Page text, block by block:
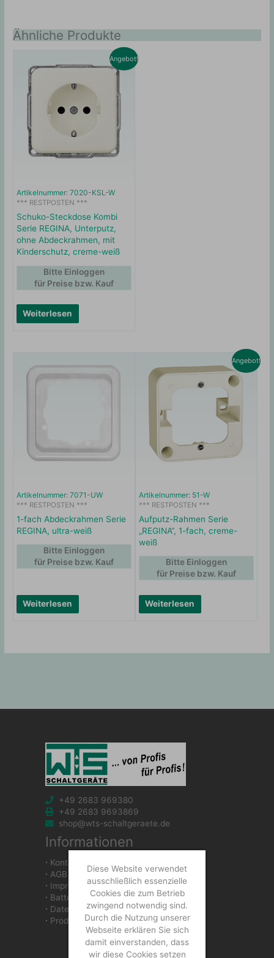
Ähnliche Produkte
Angebot!
Artikelnummer: 7020-KSL-W
*** RESTPOSTEN ***
Schuko-Steckdose Kombi
Serie REGINA, Unterputz,
ohne Abdeckrahmen, mit
Kinderschutz, creme-weiß
Weiterlesen
Bitte Einloggen
für Preise bzw. Kauf
Artikelnummer: 7071-UW
*** RESTPOSTEN ***
1-fach Abdeckrahmen Serie
REGINA, ultra-weiß
Weiterlesen
Bitte Einloggen
für Preise bzw. Kauf
Angebot!
Artikelnummer: 51-W
*** RESTPOSTEN ***
Aufputz-Rahmen Serie
„REGINA“, 1-fach, creme-
weiß
Weiterlesen
Bitte Einloggen
für Preise bzw. Kauf
+49 2683 969380
+49 2683 9693869
shop@wts-schaltgeraete.de
Informationen
∙ Kontakt
∙ AGB
∙ Impressum
∙ Batteriegesetzhinweise
∙ Datenschutzerklärung
∙ Produkte
Diese Website verwendet
ausschließlich essenzielle
Cookies die zum Betrieb
zwingend notwendig sind.
Durch die Nutzung unserer
Webseite erklären Sie sich
damit einverstanden, dass
wir diese Cookies setzen